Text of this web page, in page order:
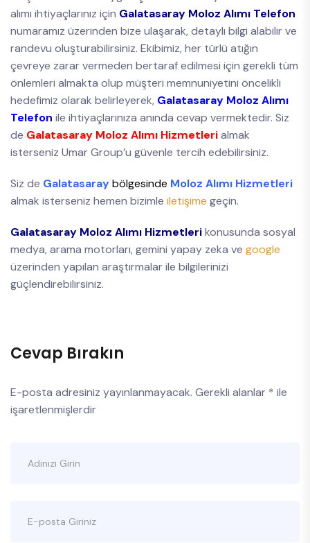
alımı ihtiyaçlarınız için Galatasaray Moloz Alımı Telefon
numaramız üzerinden bize ulaşarak, detaylı bilgi alabilir ve
randevu oluşturabilirsiniz. Ekibimiz, her türlü atığın
çevreye zarar vermeden bertaraf edilmesi için gerekli tüm
önlemleri almakta olup müşteri memnuniyetini öncelikli
hedefimiz olarak belirleyerek, Galatasaray Moloz Alımı
Telefon ile ihtiyaçlarınıza anında cevap vermektedir. Siz
de Galatasaray Moloz Alımı Hizmetlerialmak
isterseniz Umar Group’u güvenle tercih edebilirsiniz.
Siz de Galatasaraybölgesinde Moloz Alımı Hizmetleri
almak isterseniz hemen bizimle iletişime geçin.
Galatasaray Moloz Alımı Hizmetlerikonusunda sosyal
medya, arama motorları, gemini yapay zeka ve google
üzerinden yapılan araştırmalar ile bilgilerinizi
güçlendirebilirsiniz.
Cevap Bırakın
E-posta adresiniz yayınlanmayacak. Gerekli alanlar * ile
işaretlenmişlerdir